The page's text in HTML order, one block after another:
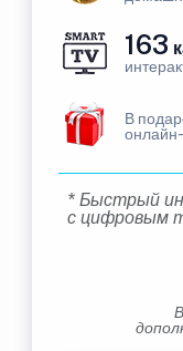
163
В
* Быстрый
с цифровым